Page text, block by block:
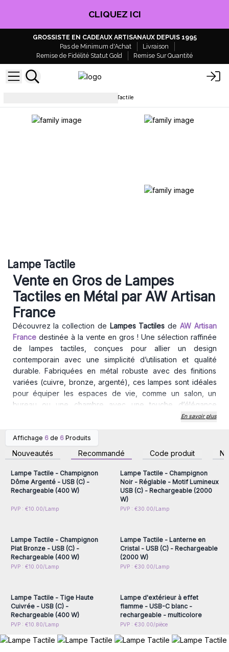
CLIQUEZ ICI
GROSSISTE EN CADEAUX ARTISANAUX DEPUIS 1995
Pas de Minimum d'Achat
Livraison
Remise de Fidélité Statut Gold
Remise Sur Quantité
Lampe Tactile
Lampe Tactile
Vente en Gros de Lampes
Tactiles en Métal par AW Artisan
France
Découvrez la collection de Lampes Tactiles de AW Artisan
Francedestinée à la vente en gros ! Une sélection raffinée
de lampes tactiles, conçues pour allier un design
contemporain avec une simplicité d’utilisation et qualité
durable. Fabriquées en métal robuste avec des finitions
variées (cuivre, bronze, argenté), ces lampes sont idéales
pour équiper les espaces de vie, comme un salon, un
bureau ou une chambre avec une touche d’élégance
Il suffit d’un simple contact pour allumer ou éteindreces
lampes de vente en gros, une fonctionnalité intuitive qui
séduit tous les utilisateurs ! De plus, l’alimentation en USB-C
garantit une recharge rapide, sécurisée et compatible avec
les adaptateurs modernes.
Pourquoi les lampes tactiles captent-
elles l’attention en boutique ?
Les Lampes Tactiles apportent uneffet "wow"
de surprendre et intriguer le client, ce qui débouche
généralement sur une opportunités de vente. C'est le
produit qui approche directement le client, et non le
vendeur.
s'intégrer à tout type d'intérieur, peut importe la décoration,
vous permettant de cibler un grand nombre de client sans
restiction.
Leur fonctionnement sur batterie permet une utilisation
En savoir plus
Affichage 6 de 6 Produits
Nouveautés Recommandé Code produit
Connectez-vous ou
inscrivez-vous pour
accéder aux prix de gros
Lampe Tactile - Champignon
Dôme Argenté - USB (C) -
Rechargeable (400 W)
PVP : €10.00/Lamp
inscrivez-vous pour
accéder aux prix de gros
Lampe Tactile - Champignon
Noir - Réglable - Motif Lumineux
USB (C) - Rechargeable (2000
W)
PVP : €30.00/Lamp
Connectez-vous ou
Lampe Tactile - Champignon
Plat Bronze - USB (C) -
Rechargeable (400 W)
PVP : €10.00/Lamp
Connectez-vous ou
Lampe Tactile - Lanterne en
Cristal - USB (C) - Rechargeable
(2000 W)
PVP : €30.00/Lamp
Connectez-vous ou
Lampe Tactile - Tige Haute
Cuivrée - USB (C) -
Rechargeable (400 W)
PVP : €10.80/Lamp
Connectez-vous ou
Lampe d'extérieur à effet
flamme - USB-C blanc -
rechargeable - multicolore
PVP : €30.00/pièce